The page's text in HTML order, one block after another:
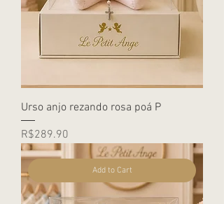
Urso anjo rezando rosa poá P
Price
R$289.90
Add to Cart